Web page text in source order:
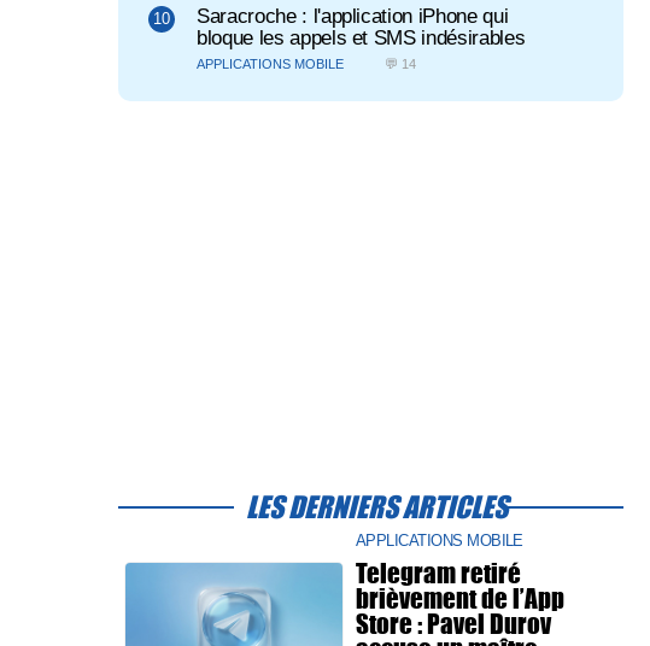
Saracroche : l'application iPhone qui
bloque les appels et SMS indésirables
APPLICATIONS MOBILE 💬 14
LES DERNIERS ARTICLES
APPLICATIONS MOBILE
Telegram retiré
brièvement de l’App
Store : Pavel Durov